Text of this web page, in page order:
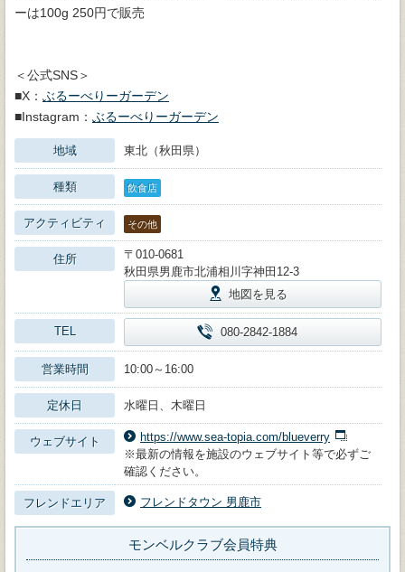
ーは100g 250円で販売
＜公式SNS＞
■X： ぶるーべりーガーデン
■Instagram： ぶるーべりーガーデン
地域 東北（秋田県）
種類 飲食店
アクティビティ その他
住所
〒010-0681
秋田県男鹿市北浦相川字神田12-3
地図を見る
TEL 080-2842-1884
営業時間 10:00～16:00
定休日 水曜日、木曜日
ウェブサイト
https://www.sea-topia.com/blueverry
※最新の情報を施設のウェブサイト等で必ずご
確認ください。
フレンドエリア フレンドタウン 男鹿市
モンベルクラブ会員特典